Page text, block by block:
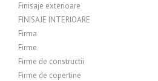
Finisaje exterioare
FINISAJE INTERIOARE
Firma
Firme
Firme de constructii
Firme de copertine